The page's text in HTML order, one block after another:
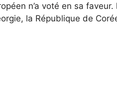
n’a voté en sa faveur.
la République de